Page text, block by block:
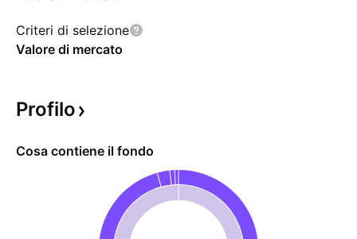
Criteri di selezione
Valore di mercato
Profilo
Cosa contiene il fondo